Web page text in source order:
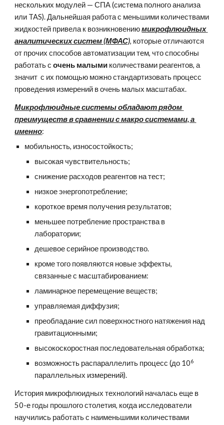
нескольких модулей — СПА (система полного анализа
или TAS). Дальнейшая работа с меньшими количествами
жидкостей привела к возникновению микрофлюидных
аналитических систем (МФАС), которые отличаются
от прочих способов автоматизации тем, что способны
работать с очень малыми количествами реагентов, а
значит  с их помощью можно стандартизовать процесс
проведения измерений в очень малых масштабах.
Микрофлюидные системы обладают рядом
преимуществ в сравнении с макро системами, а
именно:
мобильность, износостойкость;
высокая чувствительность;
снижение расходов реагентов на тест;
низкое энергопотребление;
короткое время получения результатов;
меньшее потребление пространства в
лаборатории;
дешевое серийное производство.
кроме того появляются новые эффекты,
связанные с масштабированием:
ламинарное перемещение веществ;
управляемая диффузия;
преобладание сил поверхностного натяжения над
гравитационными;
высокоскоростная последовательная обработка;
возможность распараллелить процесс (до 106
параллельных измерений).
История микрофлюидных технологий началась еще в
50-е годы прошлого столетия, когда исследователи
научились работать с наименьшими количествами